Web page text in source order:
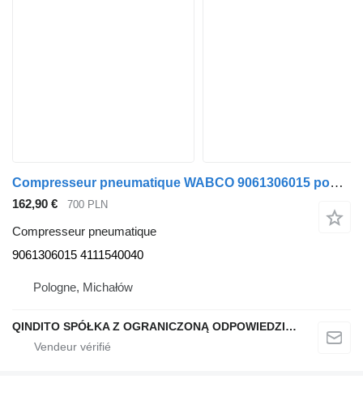
Compresseur pneumatique WABCO 9061306015 pour tracteur routier Mercedes-Benz AXOR ATEGO
162,90 € 700 PLN
Compresseur pneumatique
9061306015 4111540040
Pologne, Michałów
QINDITO SPÓŁKA Z OGRANICZONĄ ODPOWIEDZIALNOŚCIĄ